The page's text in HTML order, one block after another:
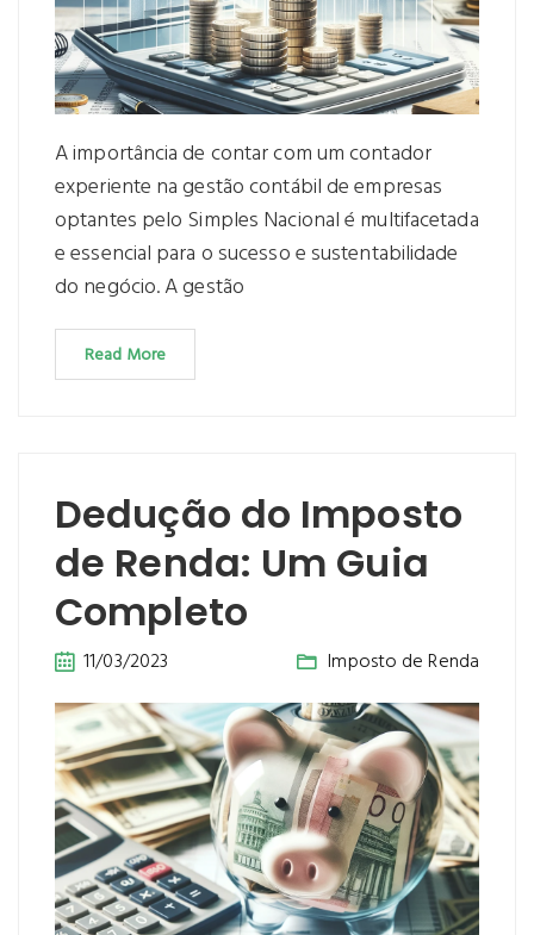
A importância de contar com um contador
experiente na gestão contábil de empresas
optantes pelo Simples Nacional é multifacetada
e essencial para o sucesso e sustentabilidade
do negócio. A gestão
Read More
Dedução do Imposto
de Renda: Um Guia
Completo
11/03/2023 Imposto de Renda